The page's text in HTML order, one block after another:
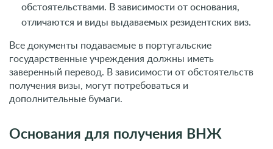
обстоятельствами. В зависимости от основания,
отличаются и виды выдаваемых резидентских виз.
Все документы подаваемые в португальские
государственные учреждения должны иметь
заверенный перевод. В зависимости от обстоятельств
получения визы, могут потребоваться и
дополнительные бумаги.
Основания для получения ВНЖ